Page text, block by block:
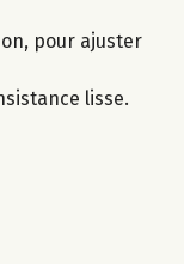
pour ajuster
lisse.